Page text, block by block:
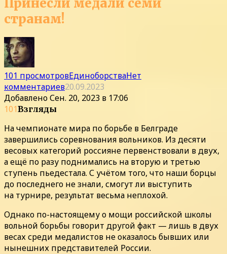
Принесли медали семи
странам!
101 просмотровЕдиноборстваНет
комментариев20.09.2023
ДобавленоСен. 20, 2023 в 17:06
101Взгляды
На чемпионате мира по борьбе в Белграде
завершились соревнования вольников. Из десяти
весовых категорий россияне первенствовали в двух,
а ещё по разу поднимались на вторую и третью
ступень пьедестала. С учётом того, что наши борцы
до последнего не знали, смогут ли выступить
на турнире, результат весьма неплохой.
Однако по-настоящему о мощи российской школы
вольной борьбы говорит другой факт — лишь в двух
весах среди медалистов не оказалось бывших или
нынешних представителей России.